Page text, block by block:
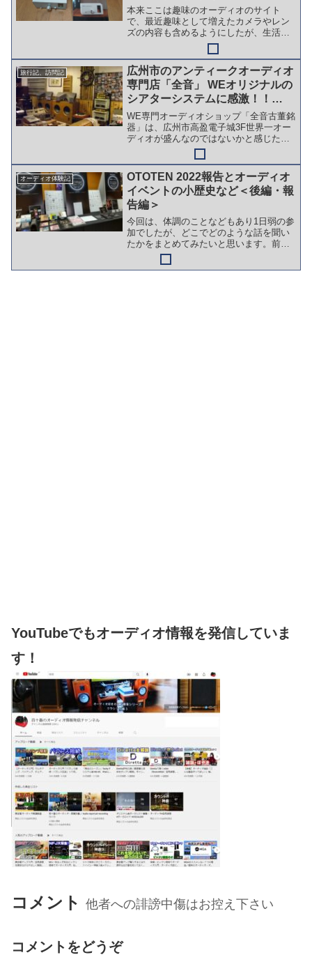
ロナ禍とほぼ同時スタート）＜
2020年の記録＞
本来ここは趣味のオーディオのサイト
で、最近趣味として増えたカメラやレン
ズの内容も含めるようにしたが、生活全
般については対象外としてきた。 SNS
だと、身近な知り合いが友達登録などを
してくれているので、反って書きずらい
が、こちらのブログであれ...
旅行記、訪問記
広州市のアンティークオーディオ
専門店「全音」 WEオリジナルの
シアターシステムに感激！！
（2011.5月）
WE専門オーディオショップ「全音古董銘
器」は、広州市高盈電子城3F世界一オー
ディオが盛んなのではないかと感じた中
国は広州旅行ですが、2番目に訪れたのは
オーディオ店が集まる「高盈電子城」の
3Fの少し奥に位置する全音古董銘器さん
です。まあ、写真...
オーディオ体験記
OTOTEN 2022報告とオーディオ
イベントの小歴史など＜後編・報
告編＞
今回は、体調のことなどもあり1日弱の参
加でしたが、どこでどのような話を聞い
たかをまとめてみたいと思います。前編
はこちらです。オーディオイベントは聴
く場所であり聞く場所でもある筆者がオ
YouTubeでもオーディオ情報を発信していま
す！
コメント 他者への誹謗中傷はお控え下さい
コメントをどうぞ